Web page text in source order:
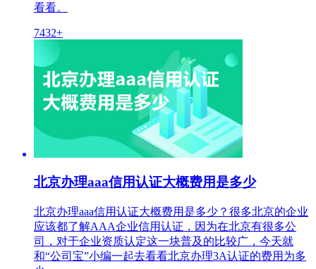
看看。
7432+
北京办理aaa信用认证大概费用是多少
北京办理aaa信用认证大概费用是多少？很多北京的企业
应该都了解AAA企业信用认证，因为在北京有很多公
司，对于企业资质认定这一块普及的比较广，今天就
和“公司宝”小编一起去看看北京办理3A认证的费用为多